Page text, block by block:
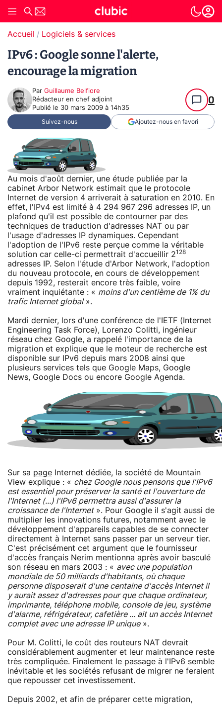
Accueil Logiciels & services
IPv6 : Google sonne l'alerte,
encourage la migration
Par Guillaume Belfiore
Rédacteur en chef adjoint
Publié le 30 mars 2009 à 14h35
0
Suivez-nous Ajoutez-nous en favori
Au mois d'août dernier, une étude publiée par la
cabinet Arbor Network estimait que le protocole
Internet de version 4 arriverait à saturation en 2010. En
effet, l'IPv4 est limité à 4 294 967 296 adresses IP, un
plafond qu'il est possible de contourner par des
techniques de traduction d'adresses NAT ou par
l'usage d'adresses IP dynamiques. Cependant
l'adoption de l'IPv6 reste perçue comme la véritable
solution car celle-ci permettrait d'accueillir 2128
adresses IP. Selon l'étude d'Arbor Network, l'adoption
du nouveau protocole, en cours de développement
depuis 1992, resterait encore très faible, voire
vraiment inquiétante : « moins d'un centième de 1% du
trafic Internet global».
Mardi dernier, lors d'une conférence de l'IETF (Internet
Engineering Task Force), Lorenzo Colitti, ingénieur
réseau chez Google, a rappelé l'importance de la
migration et explique que le moteur de recherche est
disponible sur IPv6 depuis mars 2008 ainsi que
plusieurs services tels que Google Maps, Google
News, Google Docs ou encore Google Agenda.
Sur sa page Internet dédiée, la société de Mountain
View explique : « chez Google nous pensons que l'IPv6
est essentiel pour préserver la santé et l'ouverture de
l'Internet (...) l'IPv6 permettra aussi d'assurer la
croissance de l'Internet». Pour Google il s'agit aussi de
multiplier les innovations futures, notamment avec le
développement d'appareils capables de se connecter
directement à Internet sans passer par un serveur tier.
C'est précisément cet argument que le fournisseur
d'accès français Nerim mentionna après avoir basculé
son réseau en mars 2003 : « avec une population
mondiale de 50 milliards d'habitants, où chaque
personne disposerait d'une centaine d'accès Internet il
y aurait assez d'adresses pour que chaque ordinateur,
imprimante, téléphone mobile, console de jeu, système
d'alarme, réfrigérateur, cafetière ... ait un accès Internet
complet avec une adresse IP unique».
Pour M. Colitti, le coût des routeurs NAT devrait
considérablement augmenter et leur maintenance reste
très compliquée. Finalement le passage à l'IPv6 semble
inévitable et les sociétés refusant de migrer ne feraient
que repousser cet investissement.
Depuis 2002, et afin de préparer cette migration,